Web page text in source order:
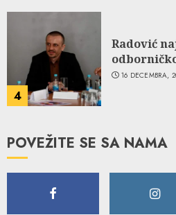
4
Radović
16 DECEMBRA,
POVEŽITE SE SA NAMA